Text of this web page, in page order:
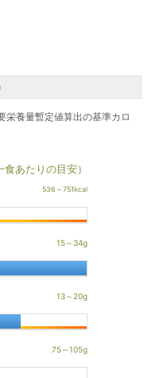
養量暫定値算出の基準カロ
食あたりの目安）